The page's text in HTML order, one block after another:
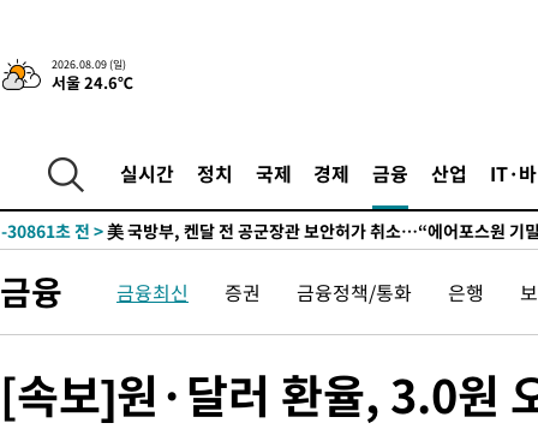
2026.08.09 (일)
서울 24.6℃
실시간 정치 국제 경제 금융 산업 IT·
-30805초 전 >
“美 이란전 무기 소진…북한과 분쟁시 주한 미군 취약해질 수
-30861초 전 >美 국방부, 켄달 전 공군장관 보안허가 취소…“에어포스원 기
보, 언론 누출”
-30830초 전 >‘축구의 신’ 아르헨티나 축구 선수 메시의 부친 지병 별세
-30805초 전 >
“美 이란전 무기 소진…북한과 분쟁시 주한 미군 취약해질 수
-30861초 전 >
보, 언론 누출”
-30805초 전 >“美 이란전 무기 소진…북한과 분쟁시 주한 미군 취약해질 수
금융 금융최신 증권 금융정책/통화 은행
[속보]원·달러 환율, 3.0원